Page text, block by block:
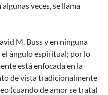
veces, se llama
M. Buss y en ninguna
ángulo espiritual; por lo
está enfocada en la
de vista tradicionalmente
(cuando de amor se trata)